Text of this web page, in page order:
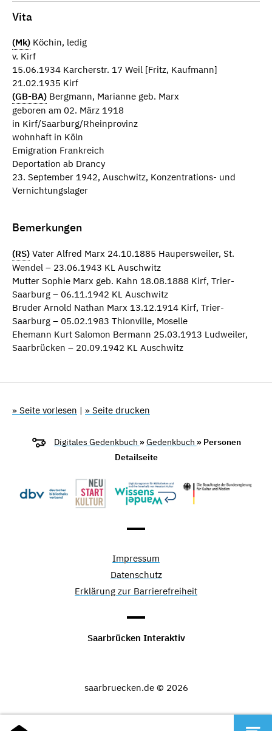
Vita
(Mk) Köchin, ledig
v. Kirf
15.06.1934 Karcherstr. 17 Weil [Fritz, Kaufmann]
21.02.1935 Kirf
(GB-BA) Bergmann, Marianne geb. Marx
geboren am 02. März 1918
in Kirf/Saarburg/Rheinprovinz
wohnhaft in Köln
Emigration Frankreich
Deportation ab Drancy
23. September 1942, Auschwitz, Konzentrations- und
Vernichtungslager
Bemerkungen
(RS) Vater Alfred Marx 24.10.1885 Haupersweiler, St.
Wendel – 23.06.1943 KL Auschwitz
Mutter Sophie Marx geb. Kahn 18.08.1888 Kirf, Trier-
Saarburg – 06.11.1942 KL Auschwitz
Bruder Arnold Nathan Marx 13.12.1914 Kirf, Trier-
Saarburg – 05.02.1983 Thionville, Moselle
Ehemann Kurt Salomon Bermann 25.03.1913 Ludweiler,
Saarbrücken – 20.09.1942 KL Auschwitz
» Seite vorlesen | » Seite drucken
Digitales Gedenkbuch »Gedenkbuch » Personen
Detailseite
Impressum
Datenschutz
Erklärung zur Barrierefreiheit
Saarbrücken Interaktiv
saarbruecken.de © 2026